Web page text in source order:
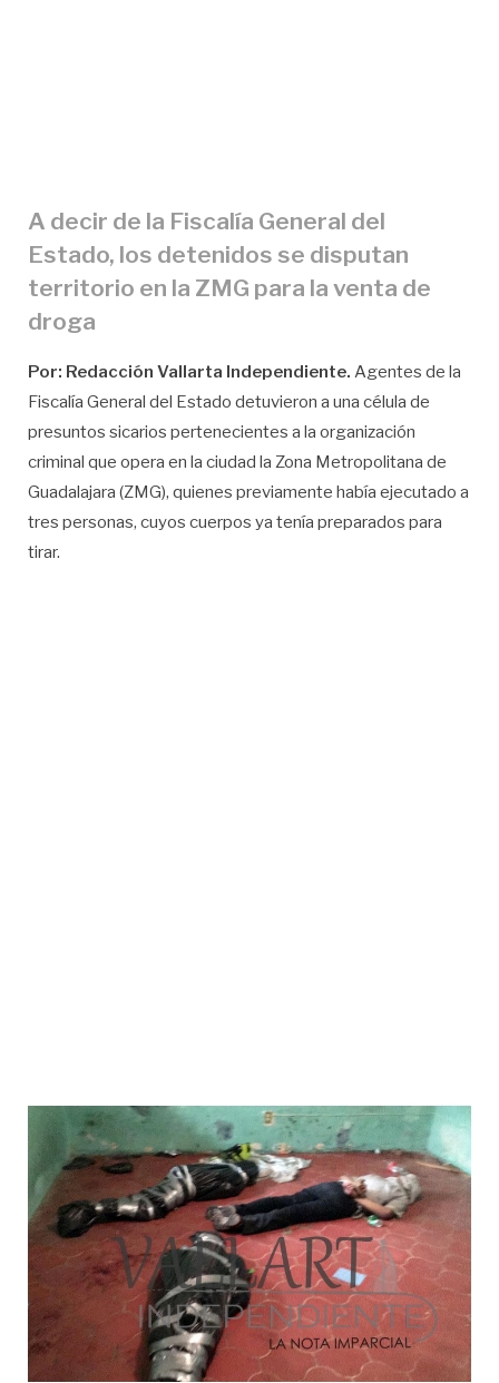
A decir de la Fiscalía General del
Estado, los detenidos se disputan
territorio en la ZMG para la venta de
droga
Por: Redacción Vallarta Independiente. Agentes de la
Fiscalía General del Estado detuvieron a una célula de
presuntos sicarios pertenecientes a la organización
criminal que opera en la ciudad la Zona Metropolitana de
Guadalajara (ZMG), quienes previamente había ejecutado a
tres personas, cuyos cuerpos ya tenía preparados para
tirar.